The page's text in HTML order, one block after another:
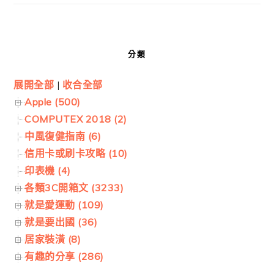
分類
展開全部 | 收合全部
Apple (500)
COMPUTEX 2018 (2)
中風復健指南 (6)
信用卡或刷卡攻略 (10)
印表機 (4)
各類3C開箱文 (3233)
就是愛運動 (109)
就是要出國 (36)
居家裝潢 (8)
有趣的分享 (286)